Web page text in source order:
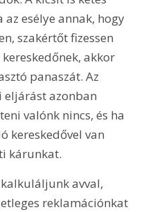
esélye annak, hogy
szakértőt fizessen
akkor
panaszát. Az
eljárást azonban
valónk nincs, és ha
kereskedővel van
kárunkat.
avval,
reklamációnkat